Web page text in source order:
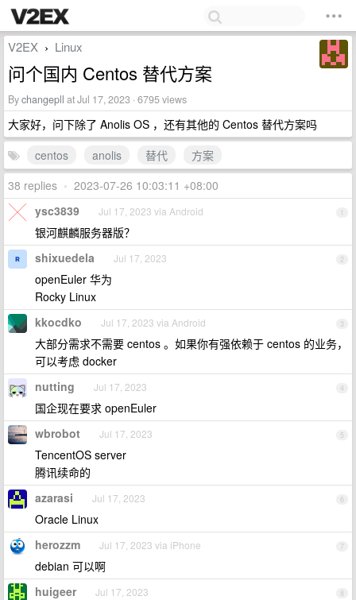
V2EX › Linux
问个国内 Centos 替代方案
Bychangepll at Jul 17, 2023 · 6795 views
大家好，问下除了 Anolis OS ，还有其他的 Centos 替代方案吗
centos
anolis 替代
方案
38 replies • 2023-07-26 10:03:11 +08:00
1
ysc3839 Jul 17, 2023 via Android
银河麒麟服务器版？
2
shixuedela Jul 17, 2023
openEuler 华为
Rocky Linux
3
kkocdko Jul 17, 2023 via Android
大部分需求不需要 centos 。如果你有强依赖于 centos 的业务，
可以考虑 docker
4
nutting Jul 17, 2023
国企现在要求 openEuler
5
wbrobot Jul 17, 2023
TencentOS server
腾讯续命的
6
azarasi Jul 17, 2023
Oracle Linux
7
herozzm Jul 17, 2023 via iPhone
debian 可以啊
8
huigeer Jul 17, 2023